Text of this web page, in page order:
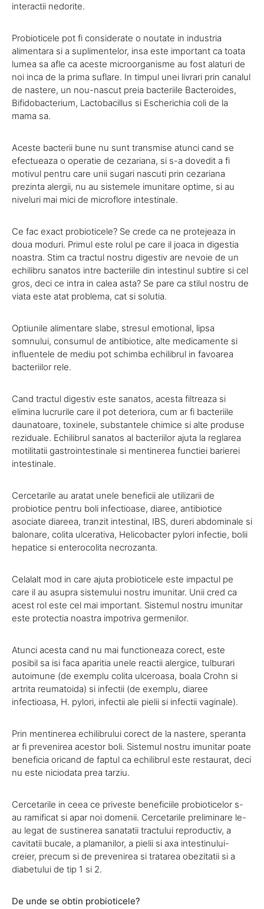
interactii nedorite.
Probioticele pot fi considerate o noutate in industria
alimentara si a suplimentelor, insa este important ca toata
lumea sa afle ca aceste microorganisme au fost alaturi de
noi inca de la prima suflare. In timpul unei livrari prin canalul
de nastere, un nou-nascut preia bacteriile Bacteroides,
Bifidobacterium, Lactobacillus si Escherichia coli de la
mama sa.
Aceste bacterii bune nu sunt transmise atunci cand se
efectueaza o operatie de cezariana, si s-a dovedit a fi
motivul pentru care unii sugari nascuti prin cezariana
prezinta alergii, nu au sistemele imunitare optime, si au
niveluri mai mici de microflore intestinale.
Ce fac exact probioticele? Se crede ca ne protejeaza in
doua moduri. Primul este rolul pe care il joaca in digestia
noastra. Stim ca tractul nostru digestiv are nevoie de un
echilibru sanatos intre bacteriile din intestinul subtire si cel
gros, deci ce intra in calea asta? Se pare ca stilul nostru de
viata este atat problema, cat si solutia.
Optiunile alimentare slabe, stresul emotional, lipsa
somnului, consumul de antibiotice, alte medicamente si
influentele de mediu pot schimba echilibrul in favoarea
bacteriilor rele.
Cand tractul digestiv este sanatos, acesta filtreaza si
elimina lucrurile care il pot deteriora, cum ar fi bacteriile
daunatoare, toxinele, substantele chimice si alte produse
reziduale. Echilibrul sanatos al bacteriilor ajuta la reglarea
motilitatii gastrointestinale si mentinerea functiei barierei
intestinale.
Cercetarile au aratat unele beneficii ale utilizarii de
probiotice pentru boli infectioase, diaree, antibiotice
asociate diareea, tranzit intestinal, IBS, dureri abdominale si
balonare, colita ulcerativa, Helicobacter pylori infectie, bolii
hepatice si enterocolita necrozanta.
Celalalt mod in care ajuta probioticele este impactul pe
care il au asupra sistemului nostru imunitar. Unii cred ca
acest rol este cel mai important. Sistemul nostru imunitar
este protectia noastra impotriva germenilor.
Atunci acesta cand nu mai functioneaza corect, este
posibil sa isi faca aparitia unele reactii alergice, tulburari
autoimune (de exemplu colita ulceroasa, boala Crohn si
artrita reumatoida) si infectii (de exemplu, diaree
infectioasa, H. pylori, infectii ale pielii si infectii vaginale).
Prin mentinerea echilibrului corect de la nastere, speranta
ar fi prevenirea acestor boli. Sistemul nostru imunitar poate
beneficia oricand de faptul ca echilibrul este restaurat, deci
nu este niciodata prea tarziu.
Cercetarile in ceea ce priveste beneficiile probioticelor s-
au ramificat si apar noi domenii. Cercetarile preliminare le-
au legat de sustinerea sanatatii tractului reproductiv, a
cavitatii bucale, a plamanilor, a pielii si axa intestinului-
creier, precum si de prevenirea si tratarea obezitatii si a
diabetului de tip 1 si 2.
De unde se obtin probioticele?